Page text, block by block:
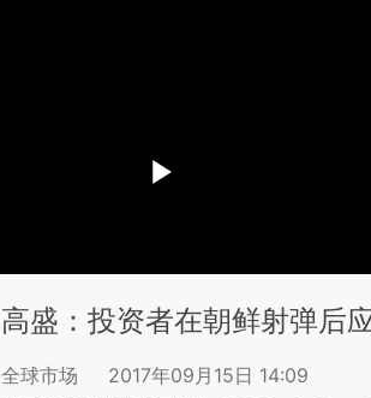
高盛：投资者在朝鲜射弹后
全球市场
2017年09月15日 14:09